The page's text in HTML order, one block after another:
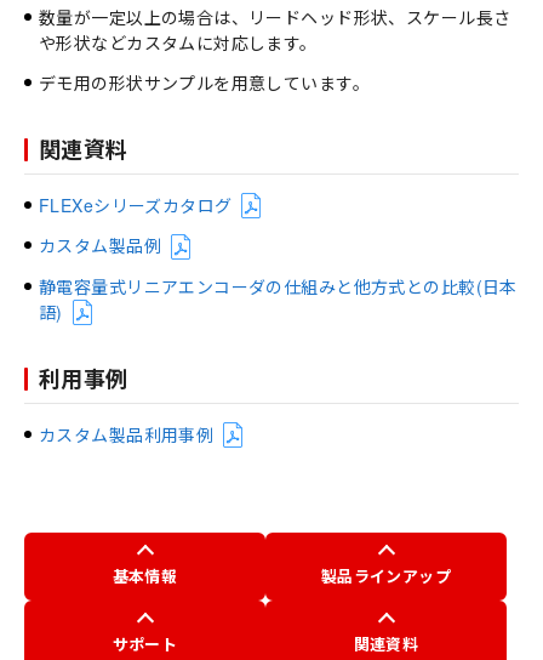
数量が一定以上の場合は、リードヘッド形状、スケール長さ
や形状などカスタムに対応します。
デモ用の形状サンプルを用意しています。
関連資料
FLEXeシリーズカタログ
カスタム製品例
静電容量式リニアエンコーダの仕組みと他方式との比較(日本
語)
利用事例
カスタム製品利用事例
基本情報 製品ラインアップ
サポート 関連資料